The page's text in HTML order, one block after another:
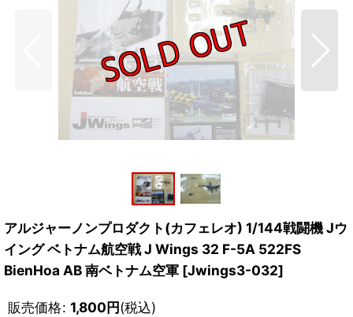
アルジャーノンプロダクト(カフェレオ) 1/144戦闘機 Jウ
イング ベトナム航空戦 J Wings 32 F-5A 522FS
BienHoa AB 南ベトナム空軍 [Jwings3-032]
販売価格: 1,800円(税込)